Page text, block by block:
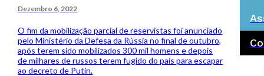
Dezembro 6, 2022
O fim da mobilização parcial de reservistas foi anunciado
pelo Ministério da Defesa da Rússia no final de outubro,
após terem sido mobilizados 300 mil homens e depois
de milhares de russos terem fugido do país para escapar
ao decreto de Putin.